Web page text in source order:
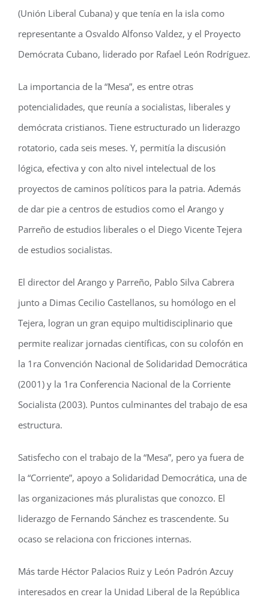
(Unión Liberal Cubana) y que tenía en la isla como
representante a Osvaldo Alfonso Valdez, y el Proyecto
Demócrata Cubano, liderado por Rafael León Rodríguez.
La importancia de la “Mesa”, es entre otras
potencialidades, que reunía a socialistas, liberales y
demócrata cristianos. Tiene estructurado un liderazgo
rotatorio, cada seis meses. Y, permitía la discusión
lógica, efectiva y con alto nivel intelectual de los
proyectos de caminos políticos para la patria. Además
de dar pie a centros de estudios como el Arango y
Parreño de estudios liberales o el Diego Vicente Tejera
de estudios socialistas.
El director del Arango y Parreño, Pablo Silva Cabrera
junto a Dimas Cecilio Castellanos, su homólogo en el
Tejera, logran un gran equipo multidisciplinario que
permite realizar jornadas científicas, con su colofón en
la 1ra Convención Nacional de Solidaridad Democrática
(2001) y la 1ra Conferencia Nacional de la Corriente
Socialista (2003). Puntos culminantes del trabajo de esa
estructura.
Satisfecho con el trabajo de la “Mesa”, pero ya fuera de
la “Corriente”, apoyo a Solidaridad Democrática, una de
las organizaciones más pluralistas que conozco. El
liderazgo de Fernando Sánchez es trascendente. Su
ocaso se relaciona con fricciones internas.
Más tarde Héctor Palacios Ruiz y León Padrón Azcuy
interesados en crear la Unidad Liberal de la República